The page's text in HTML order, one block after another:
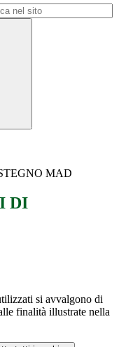
MAD
DI
si avvalgono di
finalità illustrate nella